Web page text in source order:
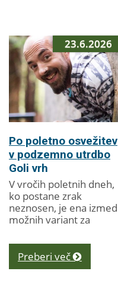
23.6.2026
Po poletno osvežitev
v podzemno utrdbo
Goli vrh
V vročih poletnih dneh,
ko postane zrak
neznosen, je ena izmed
možnih variant za
podzemne slemenske
utrdbe Rupnikove linije
na Golem vrhu. V
Preberi več